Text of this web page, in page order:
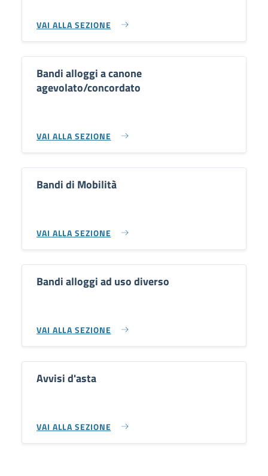
VAI ALLA SEZIONE
Bandi alloggi a canone
agevolato/concordato
VAI ALLA SEZIONE
Bandi di Mobilità
VAI ALLA SEZIONE
Bandi alloggi ad uso diverso
VAI ALLA SEZIONE
Avvisi d'asta
VAI ALLA SEZIONE